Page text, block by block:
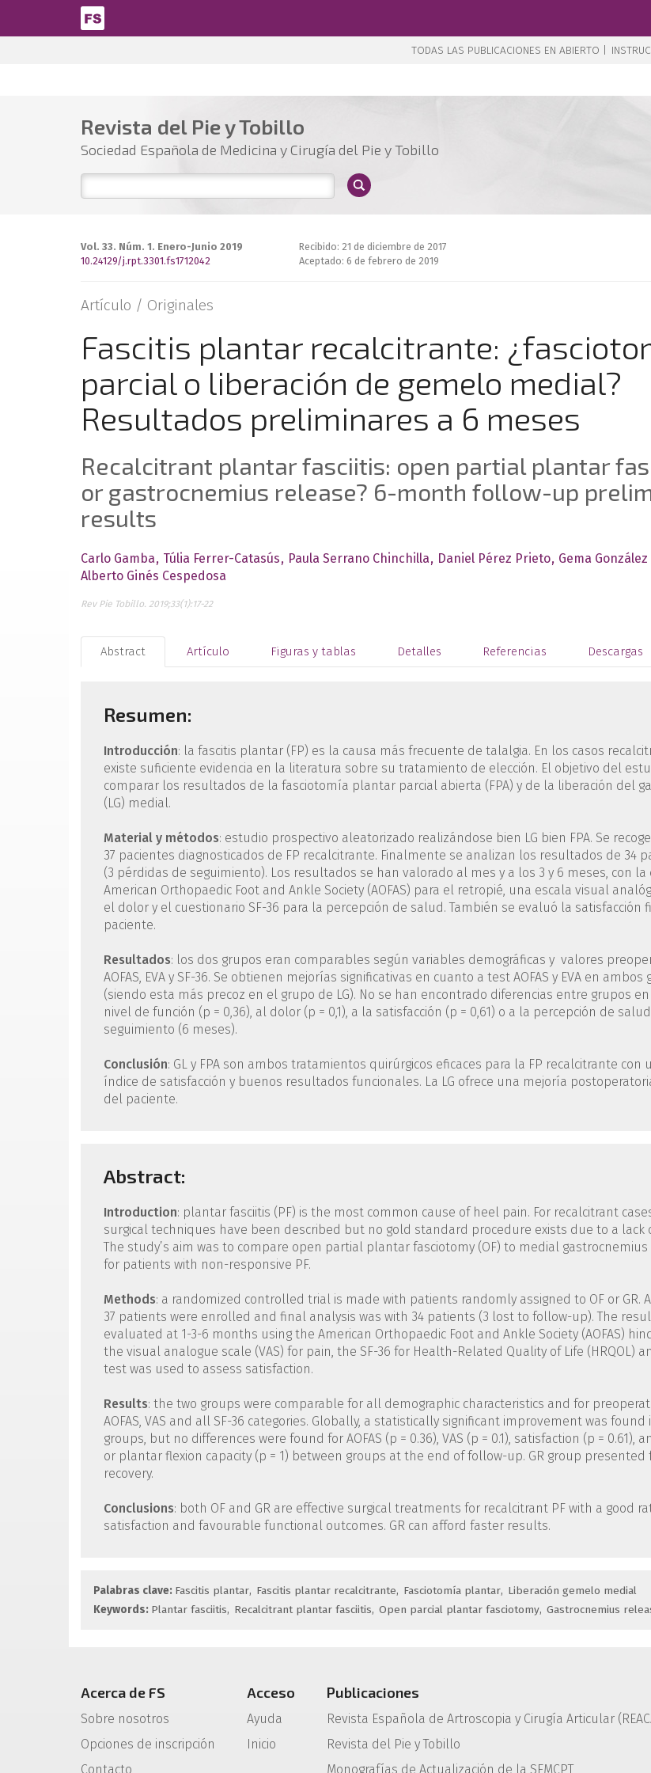
Pasar al contenido principal
TODAS LAS PUBLICACIONES EN ABIERTO |
Revista del Pie y Tobillo
Sociedad Española de Medicina y Cirugía del Pie y Tobillo
Vol. 33. Núm. 1. Enero-Junio 2019
10.24129/j.rpt.3301.fs1712042
Recibido: 21 de diciembre de 2017
Aceptado: 6 de febrero de 2019
Artículo / Originales
Fascitis plantar recalcitrante:
parcial o liberación de gemelo medial?
Resultados preliminares a 6 meses
Recalcitrant plantar fasciitis: open partial plantar
or gastrocnemius release? 6-month follow-up
results
Carlo Gamba Túlia Ferrer-Catasús Paula Serrano Chinchilla Daniel Pérez Prieto Gema
Alberto Ginés Cespedosa
Rev Pie Tobillo. 2019;33(1):17-22
Abstract Artículo Figuras y tablas Detalles Referencias Descargas
Resumen:
Introducción: la fascitis plantar (FP) es la causa más frecuente de talalgia. En los casos
existe suficiente evidencia en la literatura sobre su tratamiento de elección. El objetivo del
comparar los resultados de la fasciotomía plantar parcial abierta (FPA) y de la liberación del
(LG) medial.
Material y métodos: estudio prospectivo aleatorizado realizándose bien LG bien FPA. Se
37 pacientes diagnosticados de FP recalcitrante. Finalmente se analizan los resultados de 34
(3 pérdidas de seguimiento). Los resultados se han valorado al mes y a los 3 y 6 meses, con la
American Orthopaedic Foot and Ankle Society (AOFAS) para el retropié, una escala visual
el dolor y el cuestionario SF-36 para la percepción de salud. También se evaluó la satisfacción
paciente.
Resultados: los dos grupos eran comparables según variables demográficas y valores
AOFAS, EVA y SF-36. Se obtienen mejorías significativas en cuanto a test AOFAS y EVA en ambos
(siendo esta más precoz en el grupo de LG). No se han encontrado diferencias entre grupos
nivel de función (p = 0,36), al dolor (p = 0,1), a la satisfacción (p = 0,61) o a la percepción de
seguimiento (6 meses).
Conclusión: GL y FPA son ambos tratamientos quirúrgicos eficaces para la FP recalcitrante con
índice de satisfacción y buenos resultados funcionales. La LG ofrece una mejoría
del paciente.
Abstract:
Introduction: plantar fasciitis (PF) is the most common cause of heel pain. For recalcitrant
surgical techniques have been described but no gold standard procedure exists due to a lack
The study’s aim was to compare open partial plantar fasciotomy (OF) to medial gastrocnemius
for patients with non-responsive PF.
Methods: a randomized controlled trial is made with patients randomly assigned to OF or GR.
37 patients were enrolled and final analysis was with 34 patients (3 lost to follow-up). The
evaluated at 1-3-6 months using the American Orthopaedic Foot and Ankle Society (AOFAS)
the visual analogue scale (VAS) for pain, the SF-36 for Health-Related Quality of Life (HRQOL)
test was used to assess satisfaction.
Results: the two groups were comparable for all demographic characteristics and for
AOFAS, VAS and all SF-36 categories. Globally, a statistically significant improvement was found
groups, but no differences were found for AOFAS (p = 0.36), VAS (p = 0.1), satisfaction (p = 0.61),
or plantar flexion capacity (p = 1) between groups at the end of follow-up. GR group
recovery.
Conclusions: both OF and GR are effective surgical treatments for recalcitrant PF with a good
satisfaction and favourable functional outcomes. GR can afford faster results.
Palabras clave: Fascitis plantar Fascitis plantar recalcitrante Fasciotomía plantar Liberación gemelo medial
Keywords: Plantar fasciitis Recalcitrant plantar fasciitis Open parcial plantar fasciotomy Gastrocnemius
Acerca de FS
Sobre nosotros
Opciones de inscripción
Contacto
Acceso
Ayuda
Inicio
Publicaciones
Revista Española de Artroscopia y Cirugía Articular
Revista del Pie y Tobillo
Monografías de Actualización de la SEMCPT